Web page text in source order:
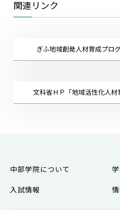
関連リンク
ぎふ地域創発人材育成プロ
文科省ＨＰ「地域活性化人材
中部学院について
入試情報